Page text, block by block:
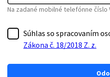
Na zadané mobilné telefónne
Súhlas so spracovaním
Zákona č. 18/2018 Z. z.